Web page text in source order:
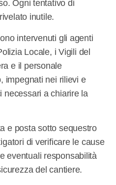
Ogni tentativo di
inutile.
intervenuti gli agenti
Locale, i Vigili del
e il personale
impegnati nei rilievi e
necessari a chiarire la
e posta sotto sequestro
di verificare le cause
eventuali responsabilità
del cantiere.